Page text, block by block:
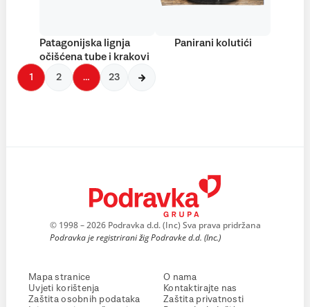
Patagonijska lignja
očišćena tube i krakovi
Panirani kolutići
1 2 … 23
© 1998 – 2026 Podravka d.d. (Inc) Sva prava pridržana
Podravka je registrirani žig Podravke d.d. (Inc.)
Mapa stranice
Uvjeti korištenja
Zaštita osobnih podataka
O nama
Kontaktirajte nas
Zaštita privatnosti